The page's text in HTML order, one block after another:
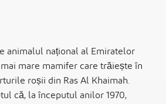
animalul național al Emiratelor
mare mamifer care trăiește în
roșii din Ras Al Khaimah.
că, la începutul anilor 1970,